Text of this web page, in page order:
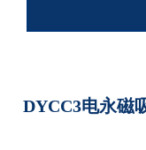
DYCC3电永磁